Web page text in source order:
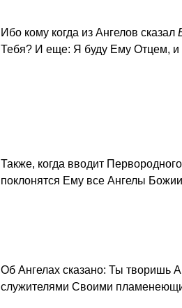
Ибо кому когда из Ангелов сказал
Тебя? И еще: Я буду Ему Отцем,
Также, когда вводит
поклонятся Ему все Ангелы
Об Ангелах сказано: Ты творишь
служителями Своими